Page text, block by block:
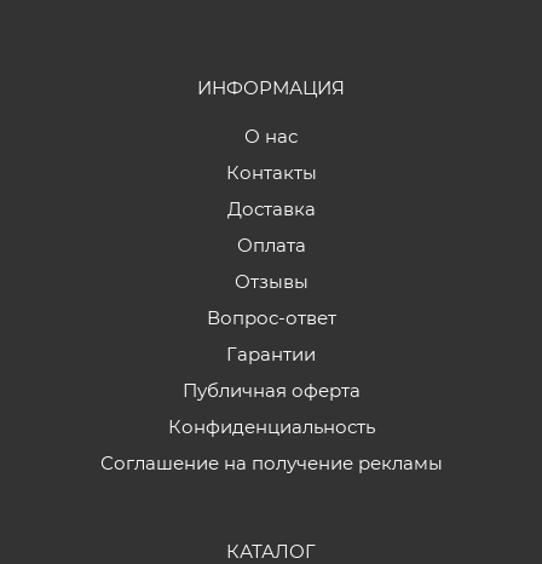
ИНФОРМАЦИЯ
О нас
Контакты
Доставка
Оплата
Отзывы
Вопрос-ответ
Гарантии
Публичная оферта
Конфиденциальность
Соглашение на получение рекламы
КАТАЛОГ